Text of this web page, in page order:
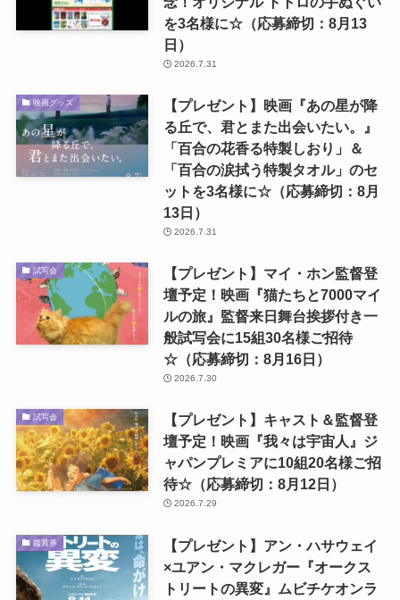
を3名様に☆（応募締切：8月13
日）
2026.7.31
映画グッズ
【プレゼント】映画『あの星が降
る丘で、君とまた出会いたい。』
「百合の花香る特製しおり」＆
「百合の涙拭う特製タオル」のセ
ットを3名様に☆（応募締切：8月
13日）
2026.7.31
試写会
【プレゼント】マイ・ホン監督登
壇予定！映画『猫たちと7000マイ
ルの旅』監督来日舞台挨拶付き一
般試写会に15組30名様ご招待
☆（応募締切：8月16日）
2026.7.30
試写会
【プレゼント】キャスト＆監督登
壇予定！映画『我々は宇宙人』ジ
ャパンプレミアに10組20名様ご招
待☆（応募締切：8月12日）
2026.7.29
鑑賞券
【プレゼント】アン・ハサウェイ
×ユアン・マクレガー『オークス
トリートの異変』ムビチケオンラ